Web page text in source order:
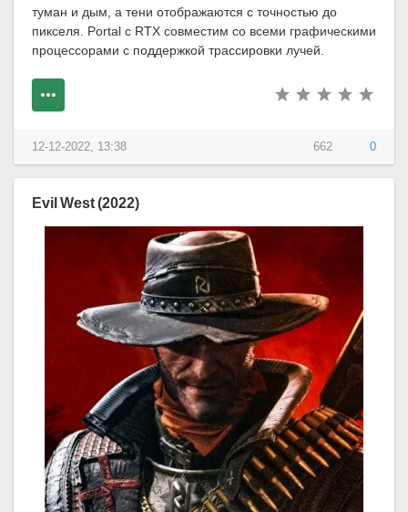
туман и дым, а тени отображаются с точностью до
пикселя. Portal с RTX совместим со всеми графическими
процессорами с поддержкой трассировки лучей.
662 0
12-12-2022, 13:38
Evil West (2022)